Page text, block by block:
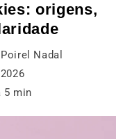
origens,
Nadal
5 min